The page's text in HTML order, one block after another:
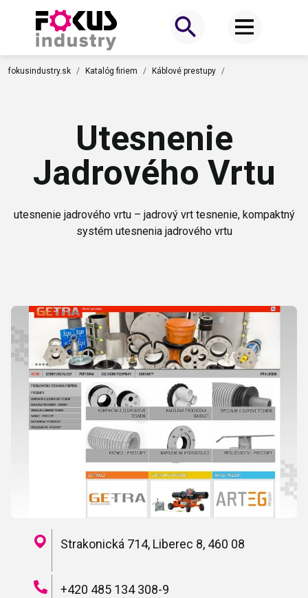
fokusindustry.sk Katalóg firiem Káblové prestupy
Utesnenie
Jadrového Vrtu
utesnenie jadrového vrtu – jadrový vrt tesnenie, kompaktný
systém utesnenia jadrového vrtu
Strakonická 714, Liberec 8, 460 08
+420 485 134 308-9